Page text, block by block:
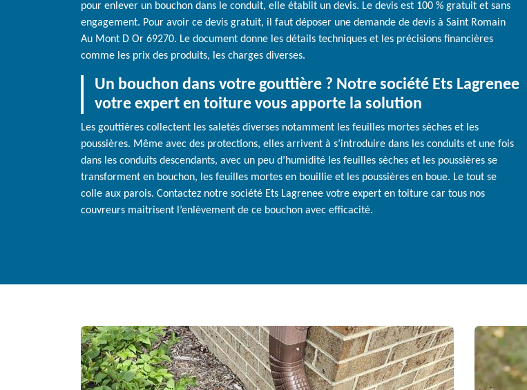
pour enlever un bouchon dans le conduit, elle établit un devis. Le devis est 100 % gratuit et sans
engagement. Pour avoir ce devis gratuit, il faut déposer une demande de devis à Saint Romain
Au Mont D Or 69270. Le document donne les détails techniques et les précisions financières
comme les prix des produits, les charges diverses.
Un bouchon dans votre gouttière ? Notre société Ets Lagrenee
votre expert en toiture vous apporte la solution
Les gouttières collectent les saletés diverses notamment les feuilles mortes sèches et les
poussières. Même avec des protections, elles arrivent à s’introduire dans les conduits et une fois
dans les conduits descendants, avec un peu d’humidité les feuilles sèches et les poussières se
transforment en bouchon, les feuilles mortes en bouillie et les poussières en boue. Le tout se
colle aux parois. Contactez notre société Ets Lagrenee votre expert en toiture car tous nos
couvreurs maitrisent l’enlèvement de ce bouchon avec efficacité.